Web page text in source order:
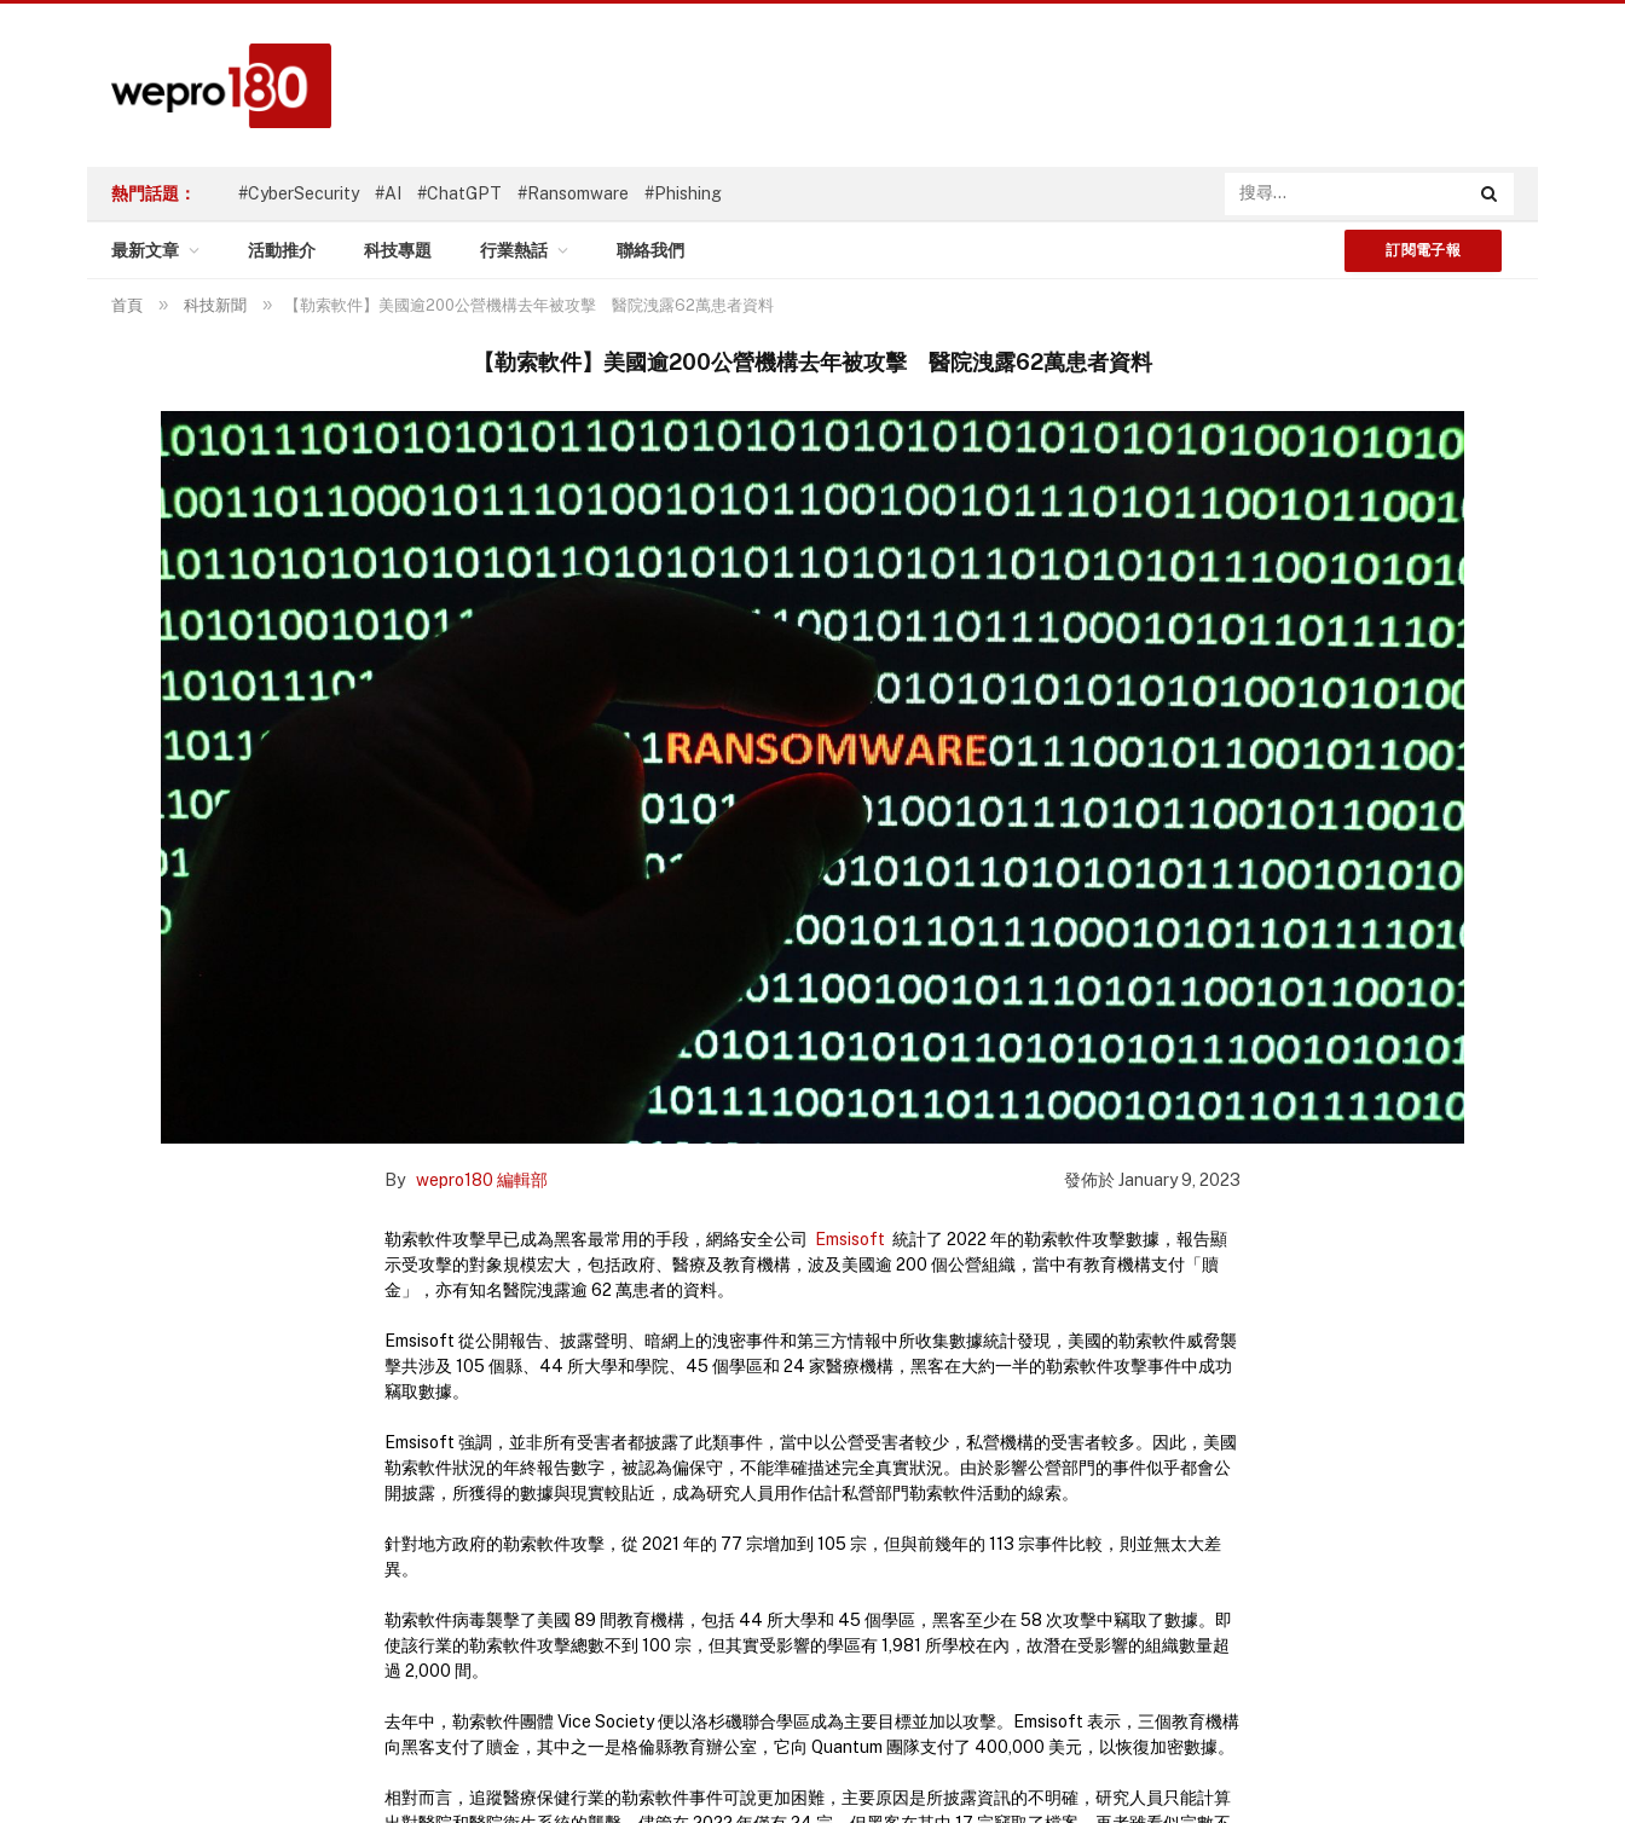
熱門話題： #CyberSecurity #AI #ChatGPT #Ransomware #Phishing
最新文章 活動推介 科技專題 行業熱話 聯絡我們 訂閱電子報
首頁 » 科技新聞 » 【勒索軟件】美國逾200公營機構去年被攻擊 醫院洩露62萬患者資料
【勒索軟件】美國逾200公營機構去年被攻擊 醫院洩露62萬患者資料
By wepro180 編輯部 發佈於January 9, 2023
勒索軟件攻擊早已成為黑客最常用的手段，網絡安全公司 Emsisoft 統計了 2022 年的勒索軟件攻擊數據，報告顯
示受攻擊的對象規模宏大，包括政府、醫療及教育機構，波及美國逾 200 個公營組織，當中有教育機構支付「贖
金」，亦有知名醫院洩露逾 62 萬患者的資料。
Emsisoft 從公開報告、披露聲明、暗網上的洩密事件和第三方情報中所收集數據統計發現，美國的勒索軟件威脅襲
擊共涉及 105 個縣、44 所大學和學院、45 個學區和 24 家醫療機構，黑客在大約一半的勒索軟件攻擊事件中成功
竊取數據。
Emsisoft 強調，並非所有受害者都披露了此類事件，當中以公營受害者較少，私營機構的受害者較多。因此，美國
勒索軟件狀況的年終報告數字，被認為偏保守，不能準確描述完全真實狀況。由於影響公營部門的事件似乎都會公
開披露，所獲得的數據與現實較貼近，成為研究人員用作估計私營部門勒索軟件活動的線索。
針對地方政府的勒索軟件攻擊，從 2021 年的 77 宗增加到 105 宗，但與前幾年的 113 宗事件比較，則並無太大差
異。
勒索軟件病毒襲擊了美國 89 間教育機構，包括 44 所大學和 45 個學區，黑客至少在 58 次攻擊中竊取了數據。即
使該行業的勒索軟件攻擊總數不到 100 宗，但其實受影響的學區有 1,981 所學校在內，故潛在受影響的組織數量超
過 2,000 間。
去年中，勒索軟件團體 Vice Society 便以洛杉磯聯合學區成為主要目標並加以攻擊。Emsisoft 表示，三個教育機構
向黑客支付了贖金，其中之一是格倫縣教育辦公室，它向 Quantum 團隊支付了 400,000 美元，以恢復加密數據。
相對而言，追蹤醫療保健行業的勒索軟件事件可說更加困難，主要原因是所披露資訊的不明確，研究人員只能計算